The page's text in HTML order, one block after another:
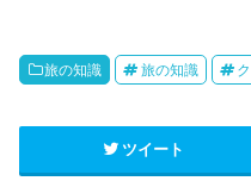
旅の知識 旅の知識
ツイート